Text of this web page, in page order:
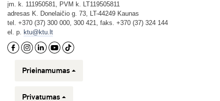
įm. k. 111950581, PVM k. LT119505811
adresas K. Donelaičio g. 73, LT-44249 Kaunas
tel. +370 (37) 300 000, 300 421, faks. +370 (37) 324 144
el. p. ktu@ktu.lt
Prieinamumas
Privatumas